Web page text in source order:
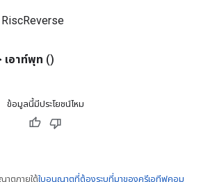
เอาท์พุท ()
ข้อมูลนี้มีประโยชน์ไหม
าตภายใต้ใบอนุญาตที่ต้องระบุที่มาของครีเอทีฟคอม